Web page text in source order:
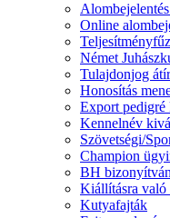
Online
Német
Tulajdonjog
Honosítás
Export pedigré
Kennelnév
Szövetségi/
Champion
BH
Kiállításra való
Kutyafajták